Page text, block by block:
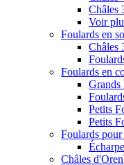
Châles
Voir
Foulards en
Châles
Foulards en
Petits
Petits
Foulards pour
Châles